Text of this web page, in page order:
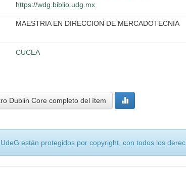
https://wdg.biblio.udg.mx
MAESTRIA EN DIRECCION DE MERCADOTECNIA
CUCEA
Dublin Core completo del ítem
están protegidos por copyright, con todos los